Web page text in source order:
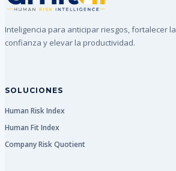
Inteligencia para anticipar riesgos, fortalecer la
confianza y elevar la productividad.
SOLUCIONES
Human Risk Index
Human Fit Index
Company Risk Quotient